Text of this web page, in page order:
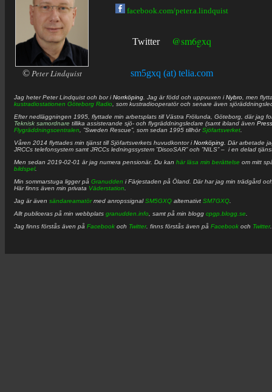
© Peter Lindquist
facebook.com/peter.a.lindquist
Twitter @sm6gxq
sm5gxq (at) telia.com
Jag heterPeter Lindquist och bor iNorrköping . Jag är född och uppvuxen iNybro , men
kustradiostationen Göteborg Radio , som kustradiooperatör och senare även
Efter nedläggningen 1995, flyttade min arbetsplats till Västra Frölunda, Göteborg, där jag
Teknisk samordnare tillika assisterande sjö- och flygräddningsledare (samt ibland även
Flygräddningscentralen , ”Sweden Rescue”, som sedan 1995 tillhörSjöfartsverket
Våren 2014 flyttades min tjänst till Sjöfartsverkets huvudkontor iNorrköping . Där arbetade
JRCCs telefonsystem samt JRCCs ledningssystem ”DiscoSAR” och ”NILS” – i en delad
Men sedan 2019-02-01 är jag numera pensionär. Du kan här läsa min berättelse om mitt
bildspel.
Min sommarstuga ligger på Granudden i Färjestaden på Öland. Där har jag min trädgård
Här finns även min privata Väderstation
Jag är även sändareamatörmed anropssignalSM5GXQ alternativt SM7GXQ
Allt publiceras på min webbplats granudden.info , samt på min blogg cpgp.blogg.se
Jag finns förstås även på Facebook och Twitter. finns förstås även på Facebook och Twitter.